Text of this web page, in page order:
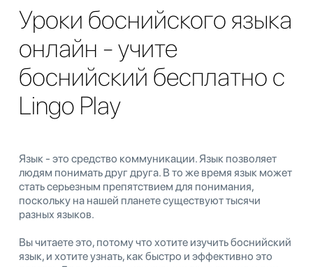
Уроки боснийского языка
онлайн - учите
боснийский бесплатно с
Lingo Play
Язык - это средство коммуникации. Язык позволяет
людям понимать друг друга. В то же время язык может
стать серьезным препятствием для понимания,
поскольку на нашей планете существуют тысячи
разных языков.
Вы читаете это, потому что хотите изучить боснийский
язык, и хотите узнать, как быстро и эффективно это